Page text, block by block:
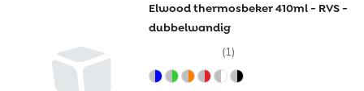
Elwood thermosbeker 410ml - RVS -
dubbelwandig
(1)